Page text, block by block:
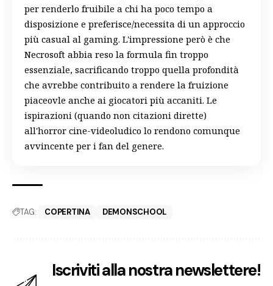
per renderlo fruibile a chi ha poco tempo a
disposizione e preferisce/necessita di un approccio
più casual al gaming. L'impressione però è che
Necrosoft abbia reso la formula fin troppo
essenziale, sacrificando troppo quella profondità
che avrebbe contribuito a rendere la fruizione
piaceovle anche ai giocatori più accaniti. Le
ispirazioni (quando non citazioni dirette)
all'horror cine-videoludico lo rendono comunque
avvincente per i fan del genere.
TAG: COPERTINA DEMONSCHOOL
Iscriviti alla nostra newslettere!